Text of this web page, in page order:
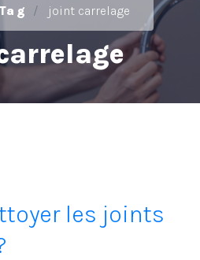
Tag joint carrelage
les joints